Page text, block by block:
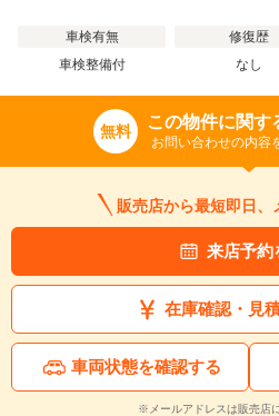
車検有無
車検整備付
修復歴
なし
無料 この物件に関す
お問い合わせの内容
販売店から最短即日、
来店予約
在庫確認・見
車両状態を確認する
※メールアドレスは販売店